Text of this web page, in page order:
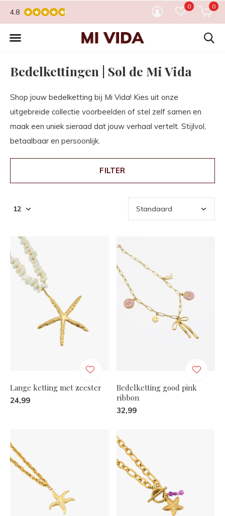
0 0
4.8
Bedelkettingen | Sol de Mi Vida
Shop jouw bedelketting bij Mi Vida! Kies uit onze
uitgebreide collectie voorbeelden of stel zelf samen en
maak een uniek sieraad dat jouw verhaal vertelt. Stijlvol,
betaalbaar en persoonlijk.
FILTER
Lange ketting met zeester
24,99
Bedelketting good pink
ribbon
32,99